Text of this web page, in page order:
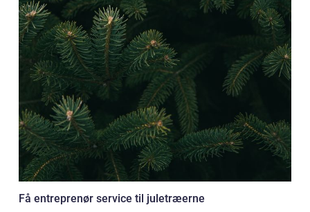
Få entreprenør service til juletræerne